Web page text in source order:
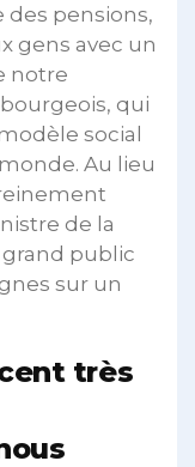
des pensions,
gens avec un
notre
qui
social
Au lieu
de la
public
sur un
très